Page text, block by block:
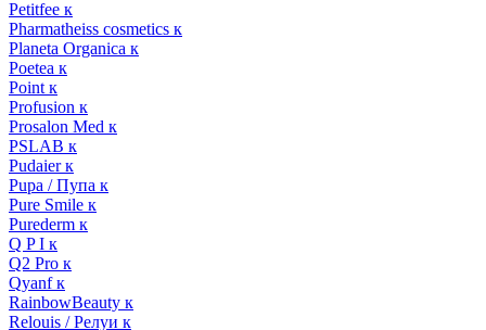
Petitfee к
Pharmatheiss cosmetics к
Planeta Organica к
Poetea к
Point к
Profusion к
Prosalon Med к
PSLAB к
Pudaier к
Pupa / Пупа к
Pure Smile к
Purederm к
Q P I к
Q2 Pro к
Qyanf к
RainbowBeauty к
Relouis / Релуи к